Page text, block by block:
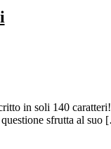
in soli 140
sfrutta al